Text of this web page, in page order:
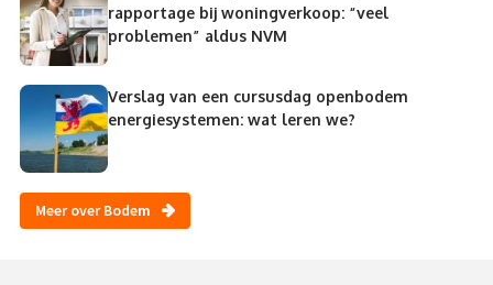
rapportage bij woningverkoop: “veel
problemen” aldus NVM
Verslag van een cursusdag openbodem
energiesystemen: wat leren we?
Meer over Bodem